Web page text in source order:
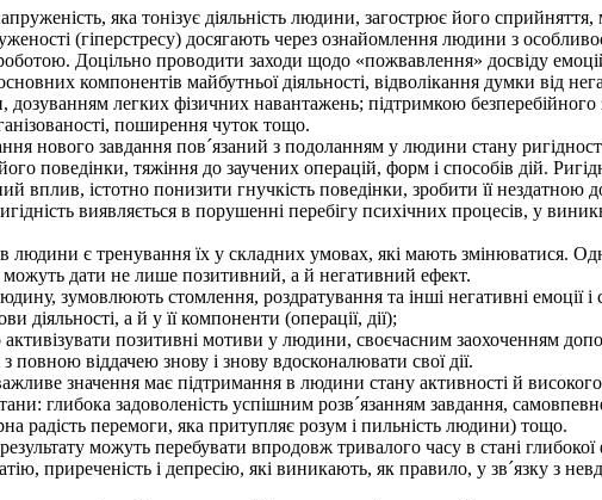
яка тонізує діяльність людини, загострює його
(гіперстресу) досягають через ознайомлення людини з
Доцільно проводити заходи щодо «пожвавлення» досвіду
компонентів майбутньої діяльності, відволікання думки від
легких фізичних навантажень; підтримкою безперебійного
поширення чуток тощо.
нового завдання пов´язаний з подоланням у людини стану
поведінки, тяжіння до заучених операцій, форм і способів дій.
вплив, істотно понизити гнучкість поведінки, зробити її нездатною
виявляється в порушенні перебігу психічних процесів, у
є тренування їх у складних умовах, які мають змінюватися.
можуть дати не лише позитивний, а й негативний ефект.
зумовлюють стомлення, роздратування та інші негативні емоції
діяльності, а й у її компоненти (операції, дії);
позитивні мотиви у людини, своєчасним заохоченням
віддачею знову і знову вдосконалювати свої дії.
значення має підтримання в людини стану активності й високого
глибока задоволеність успішним розв´язанням завдання,
радість перемоги, яка притупляє розум і пильність людини) тощо.
можуть перебувати впродовж тривалого часу в стані
приреченість і депресію, які виникають, як правило, у зв´язку з